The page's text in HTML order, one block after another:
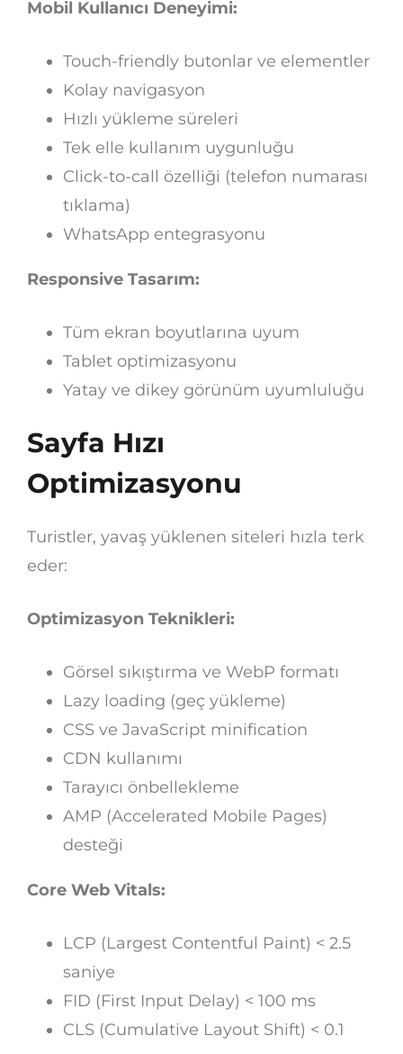
Mobil Kullanıcı Deneyimi:
Touch-friendly butonlar ve elementler
Kolay navigasyon
Hızlı yükleme süreleri
Tek elle kullanım uygunluğu
Click-to-call özelliği (telefon numarası
tıklama)
WhatsApp entegrasyonu
Responsive Tasarım:
Tüm ekran boyutlarına uyum
Tablet optimizasyonu
Yatay ve dikey görünüm uyumluluğu
Sayfa Hızı
Optimizasyonu
Turistler, yavaş yüklenen siteleri hızla terk
eder:
Optimizasyon Teknikleri:
Görsel sıkıştırma ve WebP formatı
Lazy loading (geç yükleme)
CSS ve JavaScript minification
CDN kullanımı
Tarayıcı önbellekleme
AMP (Accelerated Mobile Pages)
desteği
Core Web Vitals:
LCP (Largest Contentful Paint) < 2.5
saniye
FID (First Input Delay) < 100 ms
CLS (Cumulative Layout Shift) < 0.1